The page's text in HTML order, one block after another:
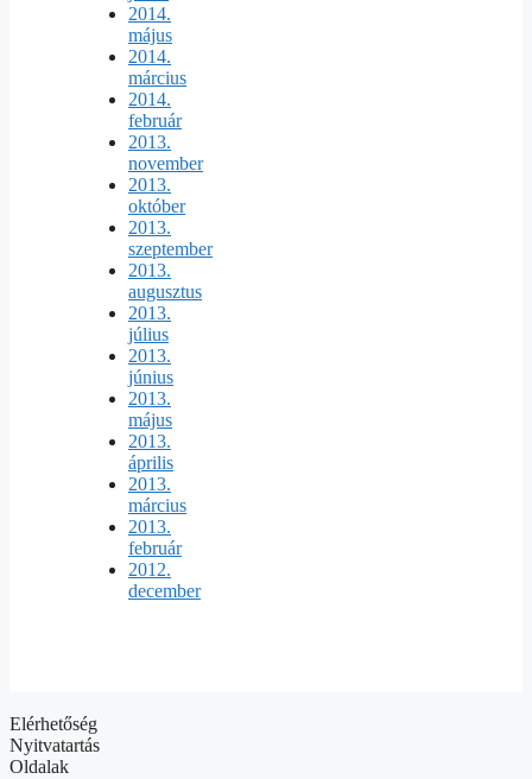
2014.
május
2014.
március
2014.
február
2013.
november
2013.
október
2013.
szeptember
2013.
augusztus
2013.
július
2013.
június
2013.
május
2013.
április
2013.
március
2013.
február
2012.
december
Elérhetőség
Nyitvatartás
Oldalak